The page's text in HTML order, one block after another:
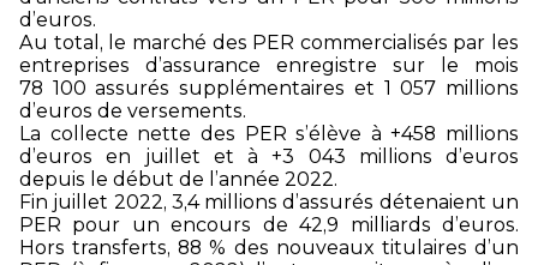
d’euros.
Au total, le marché des PER commercialisés par les
entreprises d’assurance enregistre sur le mois
78 100 assurés supplémentaires et 1 057 millions
d’euros de versements.
La collecte nette des PER s’élève à +458 millions
d’euros en juillet et à +3 043 millions d’euros
depuis le début de l’année 2022.
Fin juillet 2022, 3,4 millions d’assurés détenaient un
PER pour un encours de 42,9 milliards d’euros.
Hors transferts, 88 % des nouveaux titulaires d’un